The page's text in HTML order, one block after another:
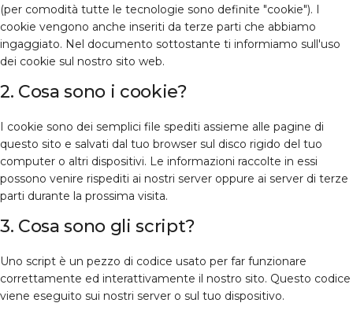
(per comodità tutte le tecnologie sono definite "cookie"). I
cookie vengono anche inseriti da terze parti che abbiamo
ingaggiato. Nel documento sottostante ti informiamo sull'uso
dei cookie sul nostro sito web.
2. Cosa sono i cookie?
I cookie sono dei semplici file spediti assieme alle pagine di
questo sito e salvati dal tuo browser sul disco rigido del tuo
computer o altri dispositivi. Le informazioni raccolte in essi
possono venire rispediti ai nostri server oppure ai server di terze
parti durante la prossima visita.
3. Cosa sono gli script?
Uno script è un pezzo di codice usato per far funzionare
correttamente ed interattivamente il nostro sito. Questo codice
viene eseguito sui nostri server o sul tuo dispositivo.